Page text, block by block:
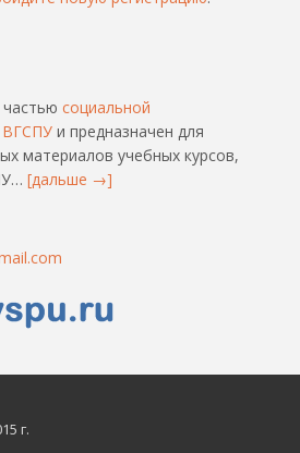
частьюсоциальной
ВГСПУ и предназначен для
материалов учебных курсов,
[дальше →]
г.